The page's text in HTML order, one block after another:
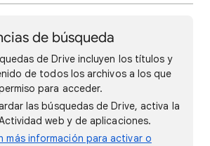
de búsqueda
de Drive incluyen los títulos y
de todos los archivos a los que
para acceder.
las búsquedas de Drive, activa la
web y de aplicaciones.
más información para activar o